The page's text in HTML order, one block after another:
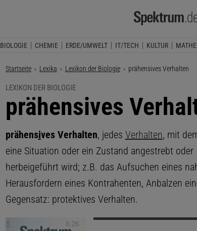
BIOLOGIE CHEMIE ERDE/UMWELT IT/TECH KULTUR
Startseite Lexika Lexikon der Biologie Aktuelle Seite:
prähensives Verhalten
LEXIKON DER BIOLOGIE
:
prähensives
prähensives Verhalten, jedes Verhalten, mit
eine Situation oder ein Zustand angestrebt oder
herbeigeführt wird; z.B. das Aufsuchen eines
Herausfordern eines Kontrahenten, Anbalzen
Gegensatz: protektives Verhalten.